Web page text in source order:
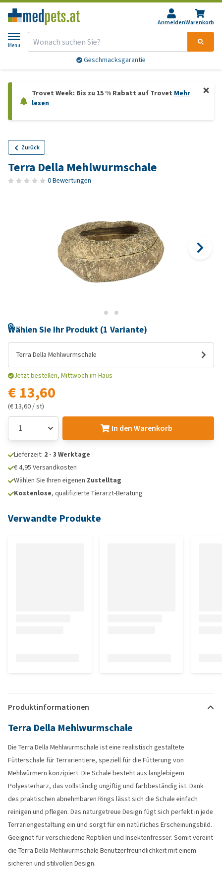
AnmeldenWarenkorb
Menu
Geschmacksgarantie
Trovet Week: Bis zu 15 % Rabatt auf Trovet Mehr
lesen
Zurück
Terra Della Mehlwurmschale
0 Bewertungen
Wählen Sie Ihr Produkt (1 Variante)
Terra Della Mehlwurmschale
Jetzt bestellen, Mittwoch im Haus
€ 13,60
(€ 13,60 / st)
In den Warenkorb
Lieferzeit: 2 - 3 Werktage
€ 4,95 Versandkosten
Wählen Sie Ihren eigenen Zustelltag
Kostenlose, qualifizierte Tierarzt-Beratung
Verwandte Produkte
Produktinformationen
Terra Della Mehlwurmschale
Die Terra Della Mehlwurmschale ist eine realistisch gestaltete
Fütterschale für Terrarientiere, speziell für die Fütterung von
Mehlwürmern konzipiert. Die Schale besteht aus langlebigem
Polyesterharz, das vollständig ungiftig und farbbeständig ist. Dank
des praktischen abnehmbaren Rings lässt sich die Schale einfach
reinigen und pflegen. Das naturgetreue Design fügt sich perfekt in jede
Terrariengestaltung ein und sorgt für ein natürliches Erscheinungsbild.
Geeignet für verschiedene Reptilien und Insektenfresser. Somit vereint
die Terra Della Mehlwurmschale Benutzerfreundlichkeit mit einem
sicheren und stilvollen Design.